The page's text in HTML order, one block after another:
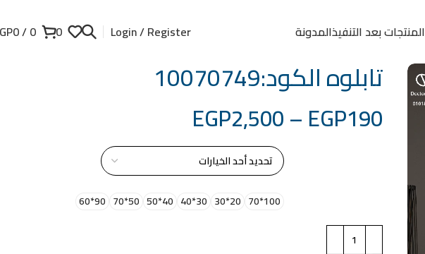
المنتجات بعد التنفيذالمدونة Login / Register
0
0
/
0
تابلوه الكود:10070749
EGP190
–
EGP2,500
100*70
20*30
30*40
40*50
50*70
90*60